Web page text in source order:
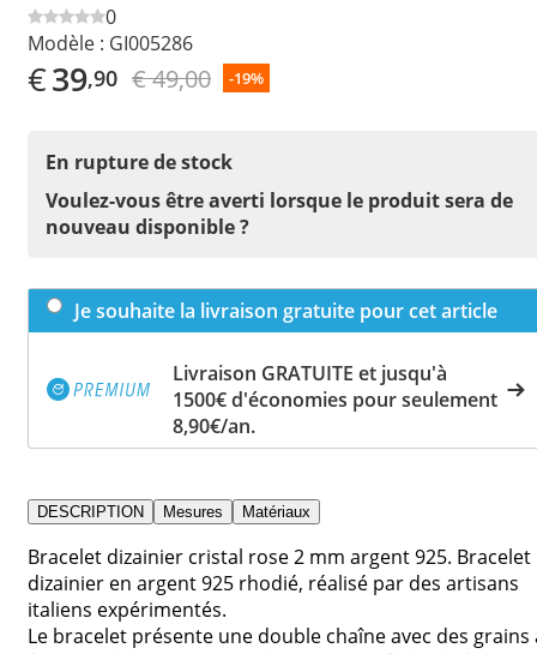
0
Modèle : GI005286
€39,90 € 49,00 -19%
En rupture de stock
Voulez-vous être averti lorsque le produit sera de
nouveau disponible ?
Je souhaite la livraison gratuite pour cet article
Livraison GRATUITE et jusqu'à
1500€ d'économies pour seulement
8,90€/an.
DESCRIPTION Mesures Matériaux
Bracelet dizainier cristal rose 2 mm argent 925. Bracelet
dizainier en argent 925 rhodié, réalisé par des artisans
italiens expérimentés.
Le bracelet présente une double chaîne avec des grains